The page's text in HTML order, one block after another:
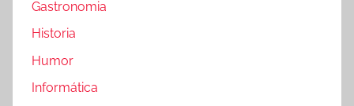
Gastronomia
Historia
Humor
Informática